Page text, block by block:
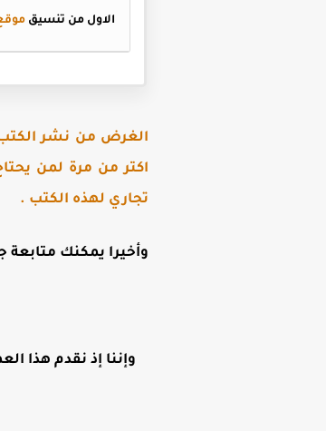
الاول من تنسيق
الغرض من نشر الكتب
اكتر من مرة لمن
تجاري لهذه الكتب .
وأخيرا يمكنك متابعة
وإننا إذ نقدم هذا